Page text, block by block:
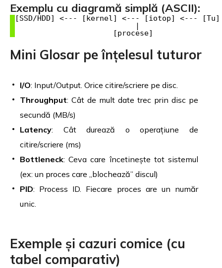
Exemplu cu diagramă simplă (ASCII):
[SSD/HDD] <--- [kernel] <--- [iotop] <--- [Tu]
                           |
Mini Glosar pe înțelesul tuturor
I/O: Input/Output. Orice citire/scriere pe disc.
Throughput: Cât de mult date trec prin disc pe
secundă (MB/s)
Latency: Cât durează o operațiune de
citire/scriere (ms)
Bottleneck: Ceva care încetinește tot sistemul
(ex: un proces care „blochează” discul)
PID: Process ID. Fiecare proces are un număr
unic.
Exemple și cazuri comice (cu
tabel comparativ)